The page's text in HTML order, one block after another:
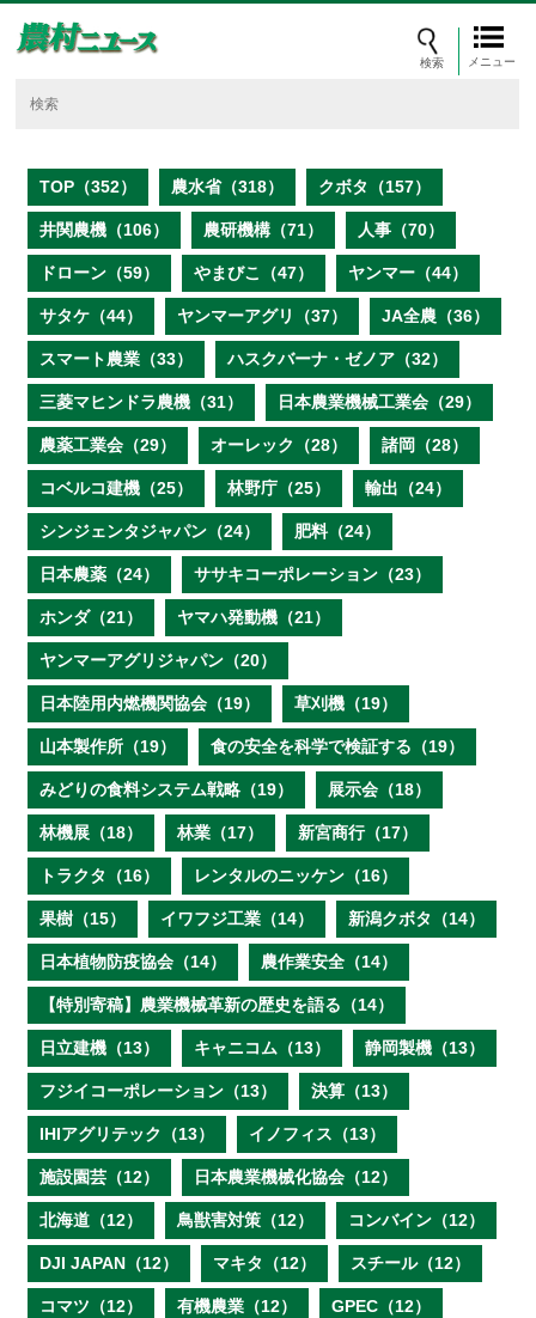
メニュー
TOP（352） 農水省（318） クボタ（157）
井関農機（106） 農研機構（71） 人事（70）
ドローン（59） やまびこ（47） ヤンマー（44）
サタケ（44） ヤンマーアグリ（37） JA全農（36）
スマート農業（33） ハスクバーナ・ゼノア（32）
三菱マヒンドラ農機（31） 日本農業機械工業会（29）
農薬工業会（29） オーレック（28） 諸岡（28）
コベルコ建機（25） 林野庁（25） 輸出（24）
シンジェンタジャパン（24） 肥料（24）
日本農薬（24） ササキコーポレーション（23）
ホンダ（21） ヤマハ発動機（21）
ヤンマーアグリジャパン（20）
日本陸用内燃機関協会（19） 草刈機（19）
山本製作所（19） 食の安全を科学で検証する（19）
みどりの食料システム戦略（19） 展示会（18）
林機展（18） 林業（17） 新宮商行（17）
トラクタ（16） レンタルのニッケン（16）
果樹（15） イワフジ工業（14） 新潟クボタ（14）
日本植物防疫協会（14） 農作業安全（14）
【特別寄稿】農業機械革新の歴史を語る（14）
日立建機（13） キャニコム（13） 静岡製機（13）
フジイコーポレーション（13） 決算（13）
IHIアグリテック（13） イノフィス（13）
施設園芸（12） 日本農業機械化協会（12）
北海道（12） 鳥獣害対策（12） コンバイン（12）
DJI JAPAN（12） マキタ（12） スチール（12）
コマツ（12） 有機農業（12） GPEC（12）